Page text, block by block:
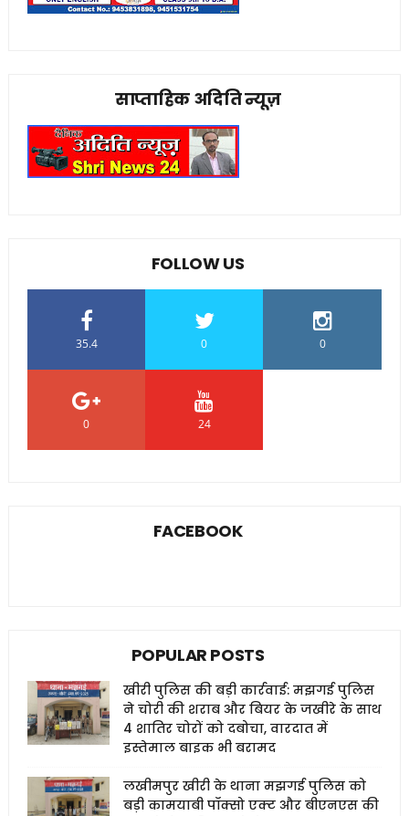
साप्ताहिक अदिति न्यूज़
FOLLOW US
35.4 0 0
0 24
FACEBOOK
POPULAR POSTS
खीरी पुलिस की बड़ी कार्रवाई: मझगई पुलिस
ने चोरी की शराब और बियर के जखीरे के साथ
4 शातिर चोरों को दबोचा, वारदात में
इस्तेमाल बाइक भी बरामद
लखीमपुर खीरी के थाना मझगई पुलिस को
बड़ी कामयाबी पॉक्सो एक्ट और बीएनएस की